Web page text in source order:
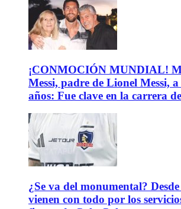
¡CONMOCIÓN MUNDIAL!
Messi, padre de Lionel Messi, a
años: Fue clave en la carrera
¿Se va del monumental?
vienen con todo por los